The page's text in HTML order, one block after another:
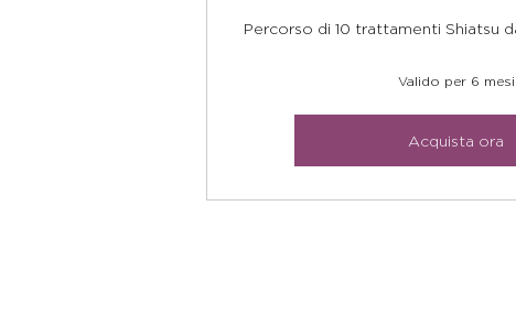
Percorso di 10 trattamenti Shiatsu
Valido per 6 mesi
Acquista ora